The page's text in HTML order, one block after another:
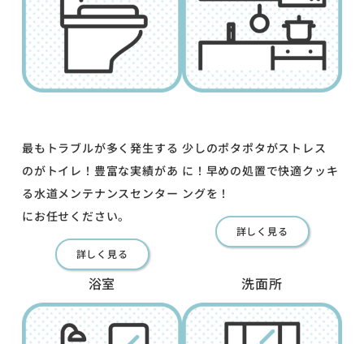
最もトラブルが多く発生する
のがトイレ！豊富な実績があ
る水道メンテナンスセンター
にお任せください。
詳しく見る
少しのポタポタがストレス
に！早めの処置で快適クッキ
ングを！
詳しく見る
浴室 洗面所